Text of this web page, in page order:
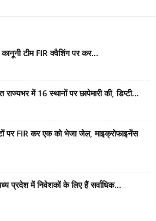
टीम FIR क्वैशिंग पर कर...
में 16 स्थानों पर छापेमारी की, डिप्टी...
पर FIR कर एक को भेजा जेल, माइक्रोफाइनेंस
प्रदेश में निवेशकों के लिए हैं सर्वाधिक...